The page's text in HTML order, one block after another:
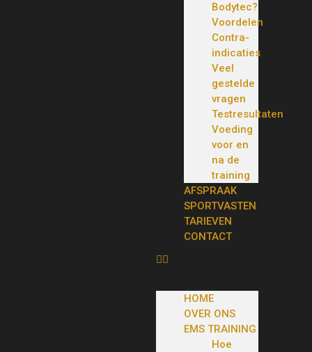
Bodytec?
Voordelen
Contra-
indicaties
Veel
gestelde
vragen
Testresultaten
Voeding
voor en
na de
training
AFSPRAAK
SPORTVASTEN
TARIEVEN
CONTACT
HOME
OVER ONS
EMS TRAINING
Hoe